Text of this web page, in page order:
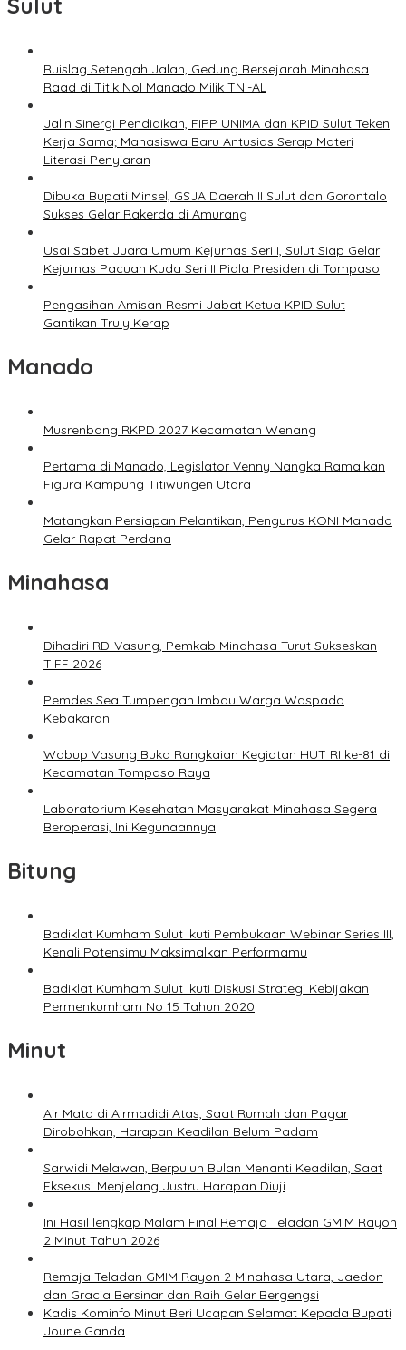
Sulut
Ruislag Setengah Jalan, Gedung Bersejarah Minahasa
Raad di Titik Nol Manado Milik TNI-AL
Jalin Sinergi Pendidikan, FIPP UNIMA dan KPID Sulut Teken
Kerja Sama; Mahasiswa Baru Antusias Serap Materi
Literasi Penyiaran
Dibuka Bupati Minsel, GSJA Daerah II Sulut dan Gorontalo
Sukses Gelar Rakerda di Amurang
Usai Sabet Juara Umum Kejurnas Seri I, Sulut Siap Gelar
Kejurnas Pacuan Kuda Seri II Piala Presiden di Tompaso
Pengasihan Amisan Resmi Jabat Ketua KPID Sulut
Gantikan Truly Kerap
Manado
Musrenbang RKPD 2027 Kecamatan Wenang
Pertama di Manado, Legislator Venny Nangka Ramaikan
Figura Kampung Titiwungen Utara
Matangkan Persiapan Pelantikan, Pengurus KONI Manado
Gelar Rapat Perdana
Minahasa
Dihadiri RD-Vasung, Pemkab Minahasa Turut Sukseskan
TIFF 2026
Pemdes Sea Tumpengan Imbau Warga Waspada
Kebakaran
Wabup Vasung Buka Rangkaian Kegiatan HUT RI ke-81 di
Kecamatan Tompaso Raya
Laboratorium Kesehatan Masyarakat Minahasa Segera
Beroperasi, Ini Kegunaannya
Bitung
Badiklat Kumham Sulut Ikuti Pembukaan Webinar Series III,
Kenali Potensimu Maksimalkan Performamu
Badiklat Kumham Sulut Ikuti Diskusi Strategi Kebijakan
Permenkumham No 15 Tahun 2020
Minut
Air Mata di Airmadidi Atas, Saat Rumah dan Pagar
Dirobohkan, Harapan Keadilan Belum Padam
Sarwidi Melawan, Berpuluh Bulan Menanti Keadilan, Saat
Eksekusi Menjelang Justru Harapan Diuji
Ini Hasil lengkap Malam Final Remaja Teladan GMIM Rayon
2 Minut Tahun 2026
Remaja Teladan GMIM Rayon 2 Minahasa Utara, Jaedon
dan Gracia Bersinar dan Raih Gelar Bergengsi
Kadis Kominfo Minut Beri Ucapan Selamat Kepada Bupati
Joune Ganda